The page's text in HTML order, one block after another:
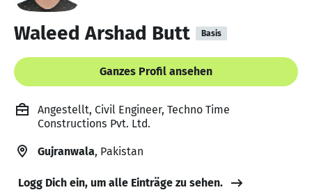
Waleed Arshad Butt Basis
Ganzes Profil ansehen
Angestellt, Civil Engineer, Techno Time
Constructions Pvt. Ltd.
Gujranwala, Pakistan
Logg Dich ein, um alle Einträge zu sehen.